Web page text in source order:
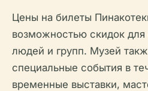
Цены на билеты
возможностью скидок
людей и групп. Музей
специальные события в
временные выставки,